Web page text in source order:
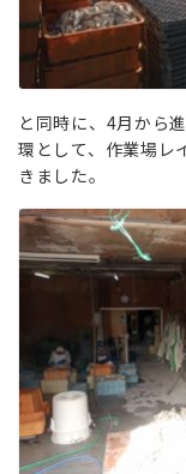
と同時に、4月から
環として、作業場レ
きました。